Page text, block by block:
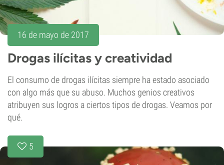
16 de mayo de 2017
Drogas ilícitas y creatividad
El consumo de drogas ilícitas siempre ha estado asociado
con algo más que su abuso. Muchos genios creativos
atribuyen sus logros a ciertos tipos de drogas. Veamos por
qué.
5